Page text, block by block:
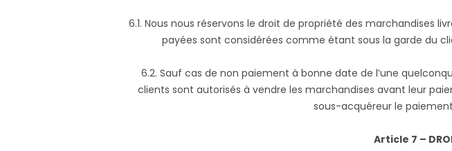
6.1. Nous nous réservons le droit de propriété des marchandises
payées sont considérées comme étant sous la garde du
6.2. Sauf cas de non paiement à bonne date de l’une
clients sont autorisés à vendre les marchandises avant leur
sous-acquéreur le
Article 7 –